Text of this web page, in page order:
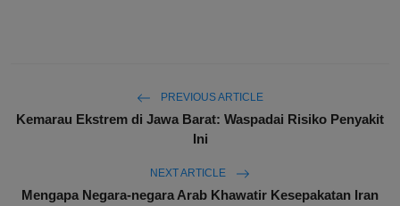
PREVIOUS ARTICLE
Kemarau Ekstrem di Jawa Barat: Waspadai Risiko Penyakit
Ini
NEXT ARTICLE
Mengapa Negara-negara Arab Khawatir Kesepakatan Iran